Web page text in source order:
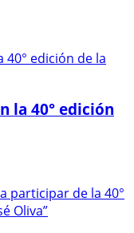
la 40° edición